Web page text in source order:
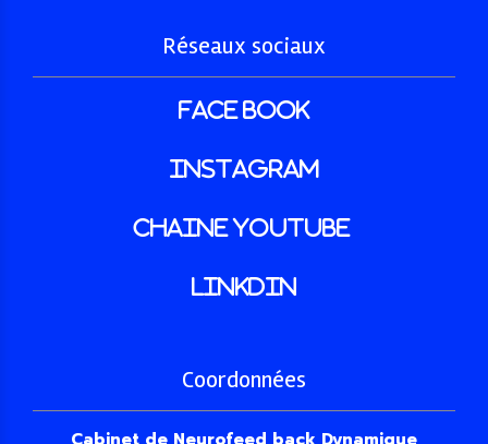
Réseaux sociaux
face book
INSTAGRAM
Chaine youtube
LINKDIN
Coordonnées
Cabinet de Neurofeed back Dynamique